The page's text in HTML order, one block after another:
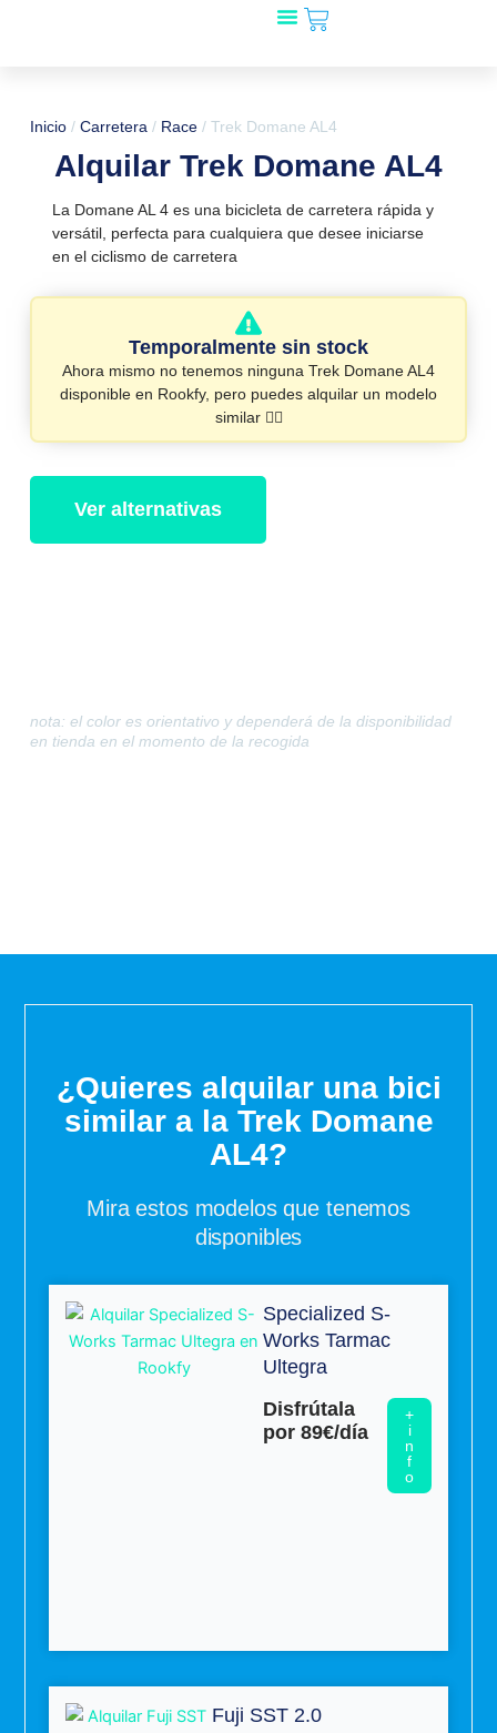
Inicio/ Carretera/ Race/ Trek Domane AL4
Alquilar Trek Domane AL4
La Domane AL 4 es una bicicleta de carretera rápida y
versátil, perfecta para cualquiera que desee iniciarse
en el ciclismo de carretera
Temporalmente sin stock
Ahora mismo no tenemos ninguna Trek Domane AL4
disponible en Rookfy, pero puedes alquilar un modelo
similar 👇🏻
Ver alternativas
nota: el color es orientativo y dependerá de la disponibilidad
en tienda en el momento de la recogida
¿Quieres alquilar una bici
similar a la Trek Domane
AL4?
Mira estos modelos que tenemos
disponibles
Specialized S-
Works Tarmac
Ultegra
Disfrútala
por 89€/día
+
i
n
f
o
Fuji SST 2.0